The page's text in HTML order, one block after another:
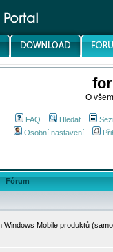
O
FAQ Hledat
Osobní nastavení
Fórum
Mobile produktů